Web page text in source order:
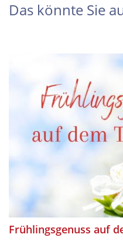
Das könnte Sie
Frühlingsgenuss auf